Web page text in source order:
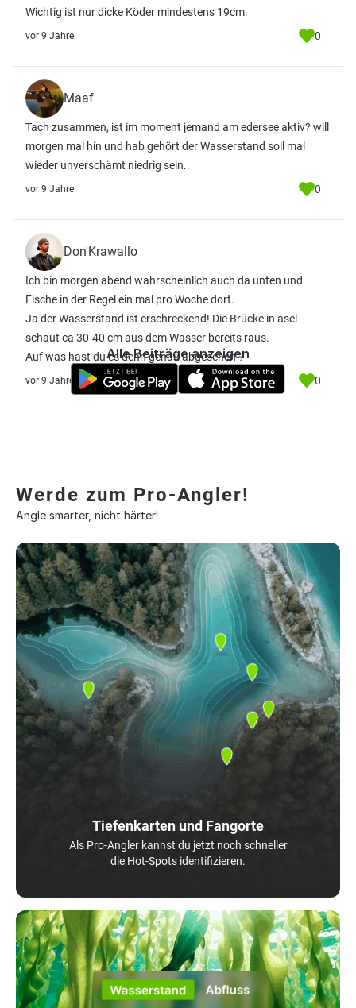
Wichtig ist nur dicke Köder mindestens 19cm.
vor 9 Jahre 0
Maaf
Tach zusammen, ist im moment jemand am edersee aktiv? will
morgen mal hin und hab gehört der Wasserstand soll mal
wieder unverschämt niedrig sein..
vor 9 Jahre 0
Don'Krawallo
Ich bin morgen abend wahrscheinlich auch da unten und
Fische in der Regel ein mal pro Woche dort.
Ja der Wasserstand ist erschreckend! Die Brücke in asel
schaut ca 30-40 cm aus dem Wasser bereits raus.
Auf was hast du es denn genau abgesehen ?
vor 9 Jahre 0
Alle Beiträge anzeigen
Werde zum Pro-Angler!
Angle smarter, nicht härter!
Tiefenkarten und Fangorte
Als Pro-Angler kannst du jetzt noch schneller
die Hot-Spots identifizieren.